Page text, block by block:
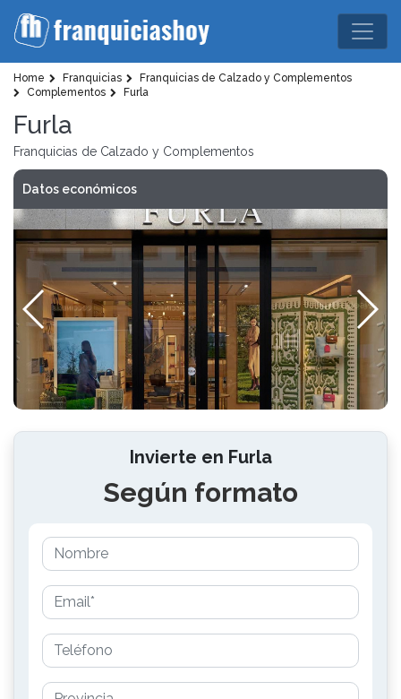
Home Franquicias
Franquicias de Calzado y Complementos
Complementos
Furla
Furla
Franquicias de Calzado y Complementos
Datos económicos
Invierte en Furla
Según formato